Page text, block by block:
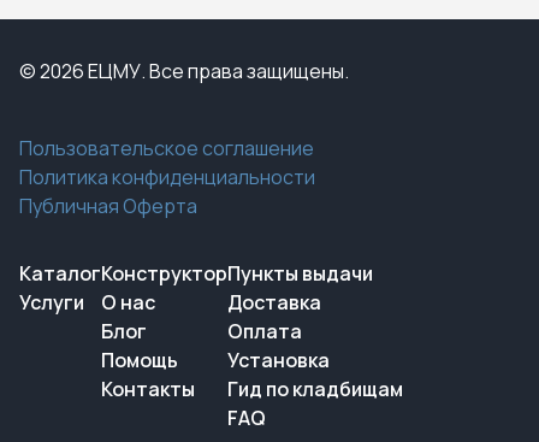
© 2026 ЕЦМУ. Все права защищены.
Пользовательское соглашение
Политика конфиденциальности
Публичная Оферта
Каталог
Услуги
Конструктор
О нас
Блог
Помощь
Контакты
Пункты выдачи
Доставка
Оплата
Установка
Гид по кладбищам
FAQ